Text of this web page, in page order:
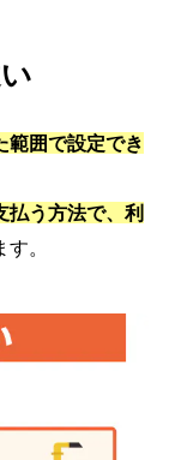
範囲で設定でき
払う方法で、利
す。